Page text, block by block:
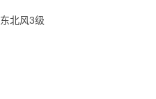
东北风3级